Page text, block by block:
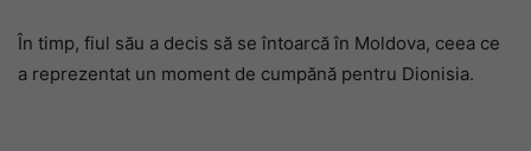
În timp, fiul său a decis să se întoarcă în Moldova, ceea ce
a reprezentat un moment de cumpănă pentru Dionisia.